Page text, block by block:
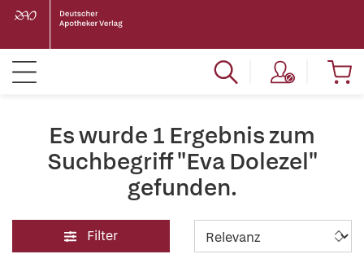
Es wurde 1 Ergebnis zum
Suchbegriff "Eva Dolezel"
gefunden.
Filter